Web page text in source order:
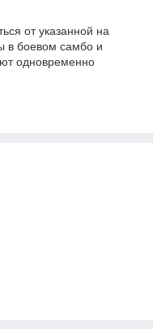
от указанной на
в боевом самбо и
одновременно